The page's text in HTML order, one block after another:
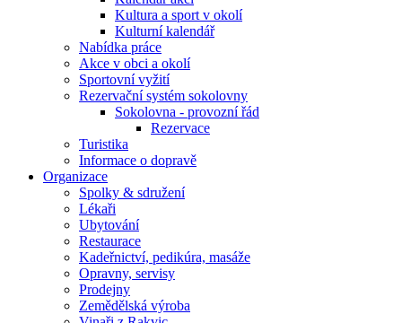
Kultura a sport v okolí
Kulturní kalendář
Nabídka práce
Akce v obci a okolí
Sportovní vyžití
Rezervační systém sokolovny
Sokolovna - provozní řád
Rezervace
Turistika
Informace o dopravě
Organizace
Spolky & sdružení
Lékaři
Ubytování
Restaurace
Kadeřnictví, pedikúra, masáže
Opravny, servisy
Prodejny
Zemědělská výroba